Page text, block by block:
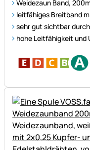
Weidezaun Band,
leitfähiges Breitband
sehr gut sichtbar
hohe Leitfähigkeit und